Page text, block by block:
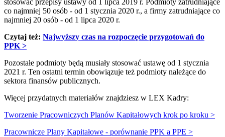
stosować przepisy ustawy od 1 lipca 2019 r. Podmioty zatrudniające
co najmniej 50 osób - od 1 stycznia 2020 r., a firmy zatrudniające co
najmniej 20 osób - od 1 lipca 2020 r.
Czytaj też: Najwyższy czas na rozpoczęcie przygotowań do
PPK >
Pozostałe podmioty będą musiały stosować ustawę od 1 stycznia
2021 r. Ten ostatni termin obowiązuje też podmioty należące do
sektora finansów publicznych.
Więcej przydatnych materiałów znajdziesz w LEX Kadry:
Tworzenie Pracowniczych Planów Kapitałowych krok po kroku >
Pracownicze Plany Kapitałowe - porównanie PPK a PPE >